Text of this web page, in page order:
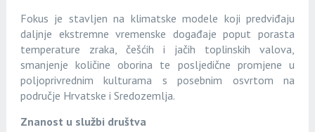
Fokus je stavljen na klimatske modele koji predviđaju
daljnje ekstremne vremenske događaje poput porasta
temperature zraka, češćih i jačih toplinskih valova,
smanjenje količine oborina te posljedične promjene u
poljoprivrednim kulturama s posebnim osvrtom na
područje Hrvatske i Sredozemlja.
Znanost u službi društva